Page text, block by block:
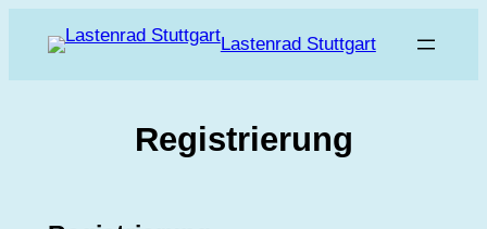
Inhalt
Lastenrad Stuttgart
Registrierung